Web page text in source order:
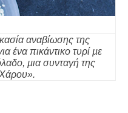
αναβίωσης της
ένα πικάντικο τυρί µε
µια συνταγή της
Χάρου».